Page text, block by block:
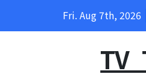
Fri. Aug 7th, 2026